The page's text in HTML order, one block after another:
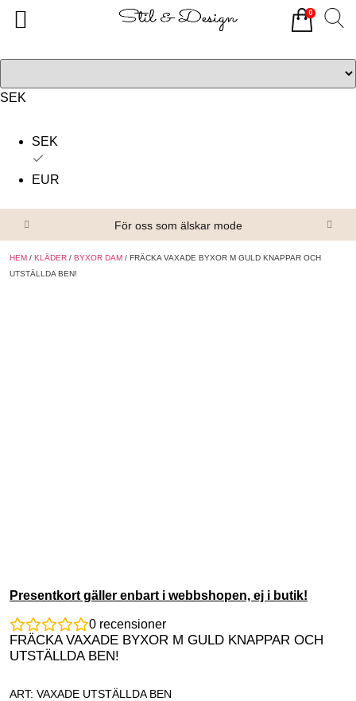
SEK
SEK
EUR
För oss som älskar mode
HEM / KLÄDER / BYXOR DAM / FRÄCKA VAXADE BYXOR M GULD KNAPPAR OCH
UTSTÄLLDA BEN!
Presentkort gäller enbart i webbshopen, ej i butik!
0 recensioner
FRÄCKA VAXADE BYXOR M GULD KNAPPAR OCH
UTSTÄLLDA BEN!
ART: VAXADE UTSTÄLLDA BEN
0
Alla produkter
Om oss